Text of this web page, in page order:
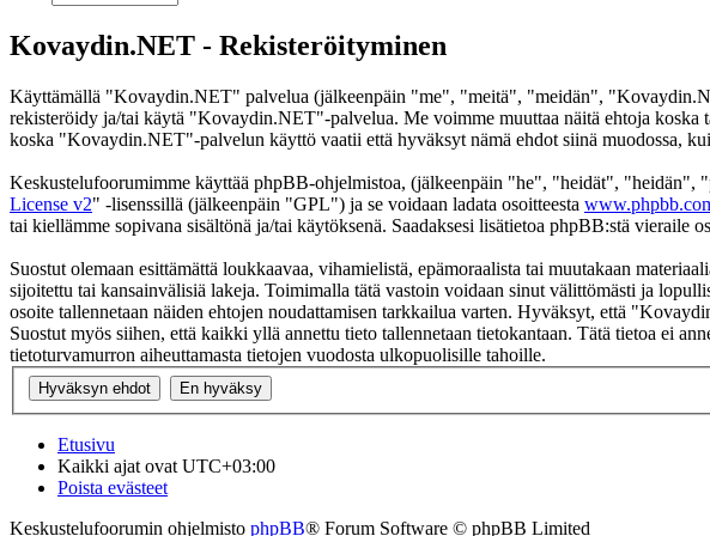
Kovaydin.NET - Rekisteröityminen
Käyttämällä "Kovaydin.NET" palvelua (jälkeenpäin "me", "meitä", "meidän",
rekisteröidy ja/tai käytä "Kovaydin.NET"-palvelua. Me voimme muuttaa näitä ehtoja koska
koska "Kovaydin.NET"-palvelun käyttö vaatii että hyväksyt nämä ehdot siinä muodossa,
Keskustelufoorumimme käyttää phpBB-ohjelmistoa, (jälkeenpäin "he", "heidät",
License v2" -lisenssillä (jälkeenpäin "GPL") ja se voidaan ladata osoitteesta
tai kiellämme sopivana sisältönä ja/tai käytöksenä. Saadaksesi lisätietoa phpBB:stä vieraile
Suostut olemaan esittämättä loukkaavaa, vihamielistä, epämoraalista tai muutakaan
sijoitettu tai kansainvälisiä lakeja. Toimimalla tätä vastoin voidaan sinut välittömästi ja
osoite tallennetaan näiden ehtojen noudattamisen tarkkailua varten. Hyväksyt, että
Suostut myös siihen, että kaikki yllä annettu tieto tallennetaan tietokantaan. Tätä tietoa ei
tietoturvamurron aiheuttamasta tietojen vuodosta ulkopuolisille tahoille.
Etusivu
Kaikki ajat ovat UTC+03:00
Poista evästeet
Keskustelufoorumin ohjelmisto phpBB® Forum Software © phpBB Limited